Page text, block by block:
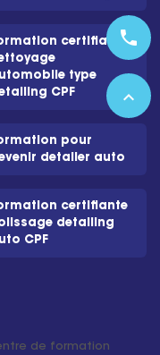
certifiante
type
CPF
pour
detailer auto
certifiante
detailing
CPF
de formation
phone
expand_less